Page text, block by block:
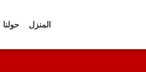
المنزل حولنا